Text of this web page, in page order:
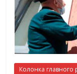
Колонка главного